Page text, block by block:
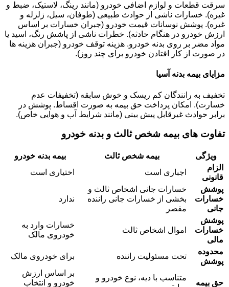
سرقت قطعات و لوازم اضافی خودرو (مانند رینگ، لاستیک، ضبط و
غیره). خسارات ناشی از حوادث طبیعی (طوفان، سیل، زلزله و
غیره). پوشش نوسانات قیمت خودرو (جبران خسارات بر اساس
ارزش خودرو در هنگام حادثه). خطرات ناشی از پاشش رنگ، اسید یا
مواد مضر بر روی بدنه خودرو. هزینه توقف خودرو (جبران هزینه ها
در صورت از کار افتادن خودرو برای چند روز).
مزایای بیمه بدنه آسیا
تخفیف به رانندگان کم ریسک و خوش سابقه (تخفیفات عدم
خسارت). امکان پرداخت حق بیمه به صورت اقساط. پوشش در
برابر حوادث غیرقابل پیش بینی (مانند شرایط آب و هوایی خاص).
تفاوت های بیمه شخص ثالث و بدنه خودرو
ویژگی بیمه شخص ثالث
بیمه بدنه خودرو
الزام
قانونی
اجباری است
اختیاری است
پوشش
خسارات
جانی
خسارات جانی اشخاص ثالث و
بخشی از خسارات جانی راننده
مقصر
ندارد
پوشش
خسارات
مالی
اموال اشخاص ثالث
خسارات وارد به
خودروی مالک
محدوده
پوشش
تحت مسئولیت راننده برای خودروی مالک
حق بیمه
متناسب با دیه، نوع خودرو و
بر اساس ارزش
خودرو و انتخاب